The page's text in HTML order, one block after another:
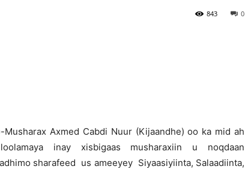
0
843
Musharax Axmed Cabdi Nuur (Kijaandhe) oo ka mid ah
inay xisbigaas musharaxiin u noqdaan
sharafeed us ameeyey Siyaasiyiinta, Salaadiinta,